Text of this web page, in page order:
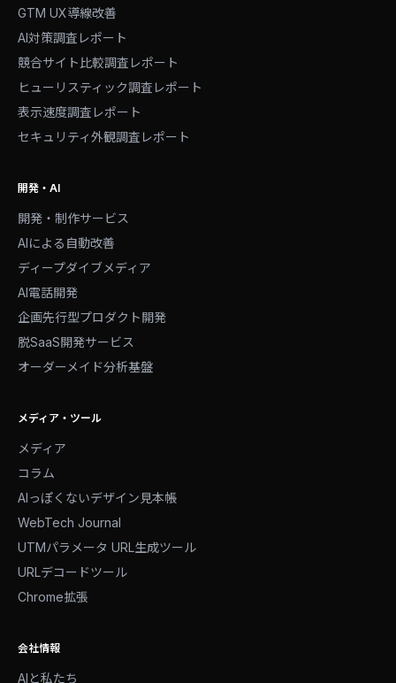
GTM UX導線改善
AI対策調査レポート
競合サイト比較調査レポート
ヒューリスティック調査レポート
表示速度調査レポート
セキュリティ外観調査レポート
開発・AI
開発・制作サービス
AIによる自動改善
ディープダイブメディア
AI電話開発
企画先行型プロダクト開発
脱SaaS開発サービス
オーダーメイド分析基盤
メディア・ツール
メディア
コラム
AIっぽくないデザイン見本帳
WebTech Journal
UTMパラメータ URL生成ツール
URLデコードツール
Chrome拡張
会社情報
AIと私たち